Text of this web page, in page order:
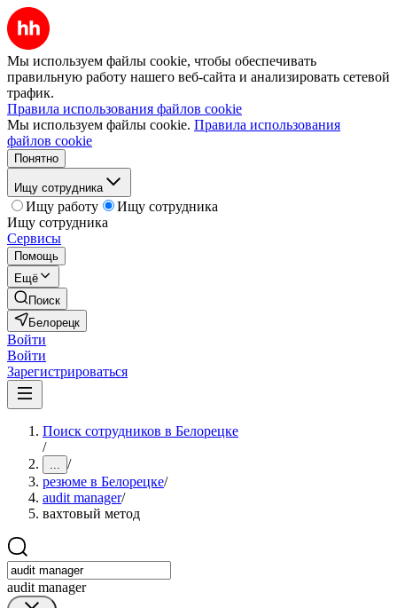
Мы используем файлы cookie, чтобы обеспечивать
правильную работу нашего веб-сайта и анализировать сетевой
трафик.
Правила использования файлов cookie
Мы используем файлы cookie. Правила использования
файлов cookie
Понятно
Ищу сотрудника
Ищу работу
Ищу сотрудника
Ищу сотрудника
Сервисы
Помощь
Ещё
Поиск
Белорецк
Войти
Войти
Зарегистрироваться
Поиск сотрудников в Белорецке
/
... /
резюме в Белорецке/
audit manager/
вахтовый метод
audit manager